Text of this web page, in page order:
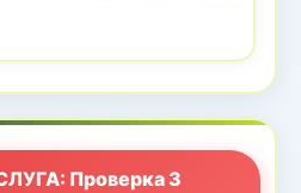
Проверка 3